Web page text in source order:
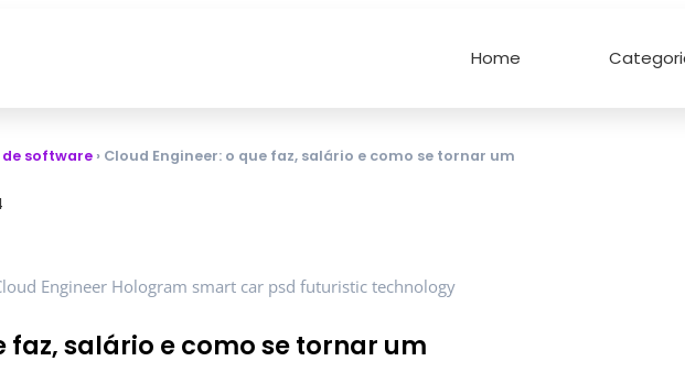
Home
software › Cloud Engineer: o que faz, salário e como se tornar um
faz, salário e como se tornar um